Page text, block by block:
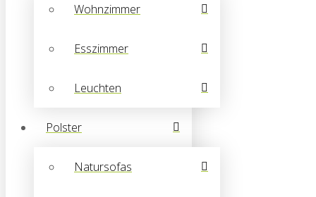
Wohnzimmer
Esszimmer
Leuchten
Polster
Natursofas